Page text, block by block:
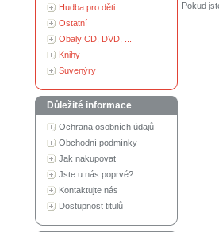
Hudba pro děti
Ostatní
Obaly CD, DVD, ...
Knihy
Suvenýry
Důležité informace
Ochrana osobních údajů
Obchodní podmínky
Jak nakupovat
Jste u nás poprvé?
Kontaktujte nás
Dostupnost titulů
Pokud